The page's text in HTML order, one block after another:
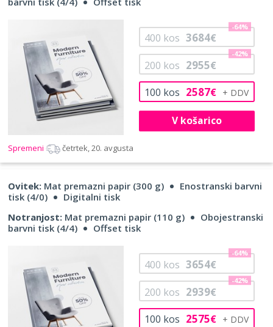
100 kos 2587€
200 kos 2955€
-42%
400 kos 3684€
-64%
V košarico
Spremeni četrtek, 20. avgusta
Ovitek: Mat premazni papir (300 g)
Enostranski barvni
tisk (4/0)
Digitalni tisk
Notranjost: Mat premazni papir (110 g)
Obojestranski
barvni tisk (4/4)
Offset tisk
100 kos 2575€
200 kos 2939€
-42%
400 kos 3654€
-64%